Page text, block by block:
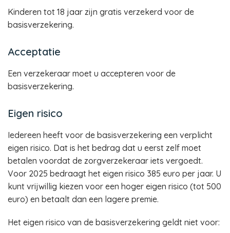
Kinderen tot 18 jaar zijn gratis verzekerd voor de
basisverzekering.
Acceptatie
Een verzekeraar moet u accepteren voor de
basisverzekering.
Eigen risico
Iedereen heeft voor de basisverzekering een verplicht
eigen risico. Dat is het bedrag dat u eerst zelf moet
betalen voordat de zorgverzekeraar iets vergoedt.
Voor 2025 bedraagt het eigen risico 385 euro per jaar. U
kunt vrijwillig kiezen voor een hoger eigen risico (tot 500
euro) en betaalt dan een lagere premie.
Het eigen risico van de basisverzekering geldt niet voor: